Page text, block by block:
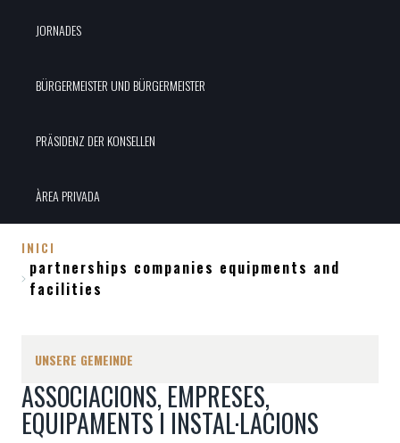
JORNADES
BÜRGERMEISTER UND BÜRGERMEISTER
PRÄSIDENZ DER KONSELLEN
ÀREA PRIVADA
Breadcrumb
INICI
partnerships companies equipments and
facilities
UNSERE GEMEINDE
ASSOCIACIONS, EMPRESES,
EQUIPAMENTS I INSTAL·LACIONS